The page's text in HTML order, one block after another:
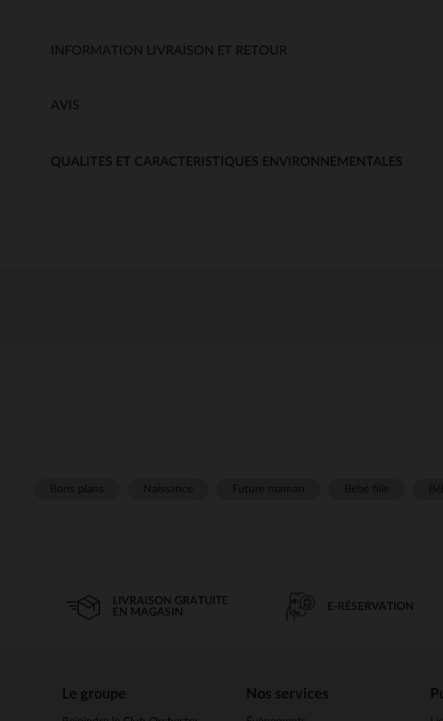
INFORMATION LIVRAISON ET RETOUR
AVIS
QUALITES ET CARACTERISTIQUES ENVIRONNEMENTALES
LIVRAISON GRATUITE
EN MAGASIN
E-RÉSERVATION
Le groupe Nos services